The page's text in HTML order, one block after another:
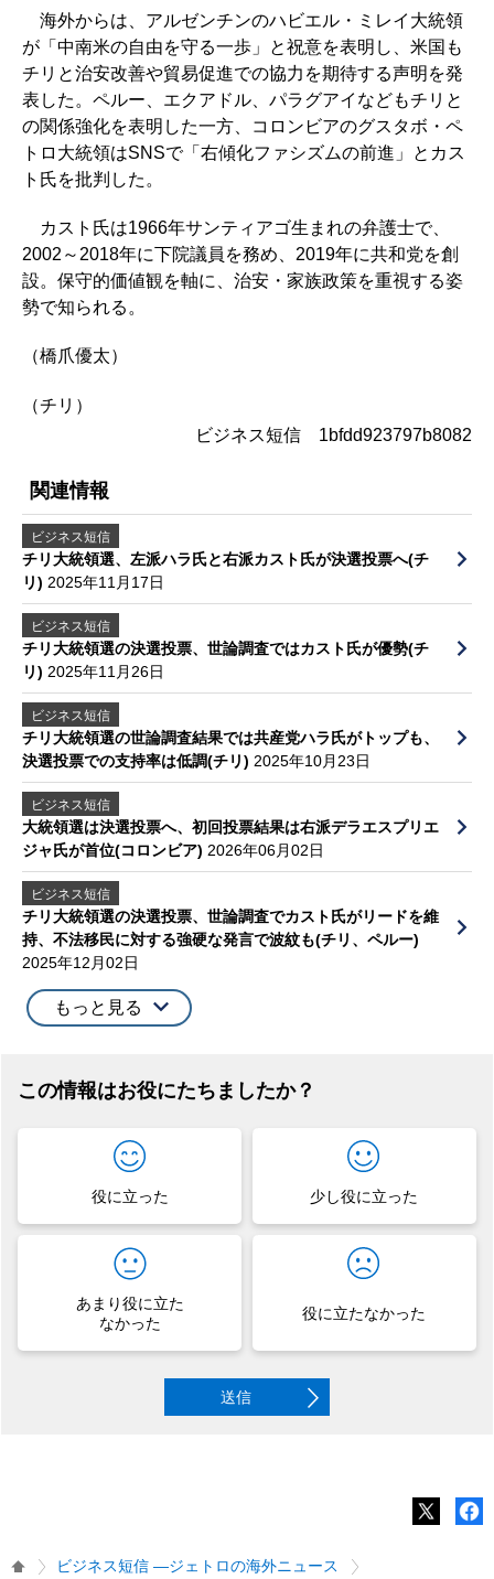
海外からは、アルゼンチンのハビエル・ミレイ大統領
が「中南米の自由を守る一歩」と祝意を表明し、米国も
チリと治安改善や貿易促進での協力を期待する声明を発
表した。ペルー、エクアドル、パラグアイなどもチリと
の関係強化を表明した一方、コロンビアのグスタボ・ペ
トロ大統領はSNSで「右傾化ファシズムの前進」とカス
ト氏を批判した。
カスト氏は1966年サンティアゴ生まれの弁護士で、
2002～2018年に下院議員を務め、2019年に共和党を創
設。保守的価値観を軸に、治安・家族政策を重視する姿
勢で知られる。
（橋爪優太）
（チリ）
ビジネス短信 1bfdd923797b8082
関連情報
ビジネス短信
チリ大統領選、左派ハラ氏と右派カスト氏が決選投票へ(チ
リ) 2025年11月17日
ビジネス短信
チリ大統領選の決選投票、世論調査ではカスト氏が優勢(チ
リ) 2025年11月26日
ビジネス短信
チリ大統領選の世論調査結果では共産党ハラ氏がトップも、
決選投票での支持率は低調(チリ) 2025年10月23日
ビジネス短信
大統領選は決選投票へ、初回投票結果は右派デラエスプリエ
ジャ氏が首位(コロンビア) 2026年06月02日
ビジネス短信
チリ大統領選の決選投票、世論調査でカスト氏がリードを維
持、不法移民に対する強硬な発言で波紋も(チリ、ペルー)
2025年12月02日
もっと見る
この情報はお役にたちましたか？
役に立った 少し役に立った
あまり役に立た
なかった
役に立たなかった
送信
ビジネス短信 ―ジェトロの海外ニュース